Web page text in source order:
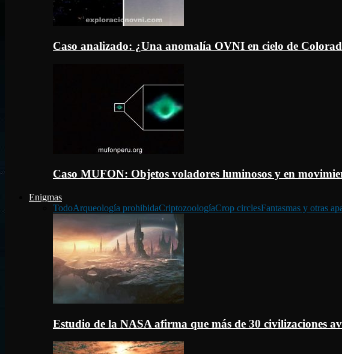
Caso analizado: ¿Una anomalía OVNI en cielo de
Caso MUFON: Objetos voladores luminosos y en
Enigmas
TodoArqueología prohibidaCriptozoologíaCrop circlesFantasmas y otras
Estudio de la NASA afirma que más de 30 civilizaciones